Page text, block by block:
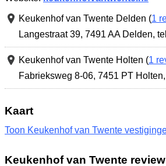
Keukenhof van Twente Delden (1
Langestraat 39, 7491 AA Delden,
Keukenhof van Twente Holten (1
Fabrieksweg 8-06, 7451 PT Holten,
Kaart
Toon Keukenhof van Twente
Keukenhof van Twente review